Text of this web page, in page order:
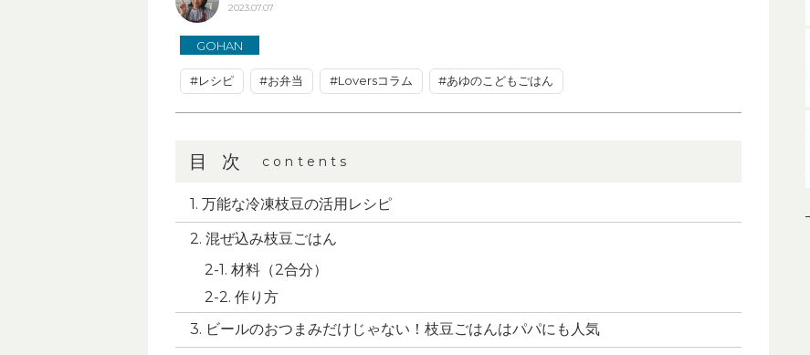
2023.07.07
GOHAN
#レシピ #お弁当 #Loversコラム #あゆのこどもごはん
目次 contents
万能な冷凍枝豆の活用レシピ
混ぜ込み枝豆ごはん
材料（2合分）
作り方
ビールのおつまみだけじゃない！枝豆ごはんはパパにも人気